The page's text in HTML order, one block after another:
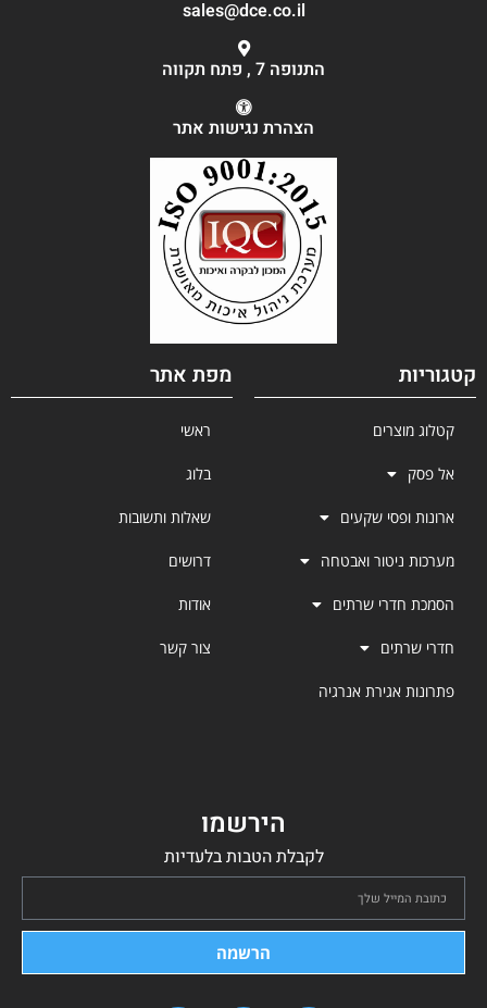
sales@dce.co.il
התנופה 7 , פתח תקווה
הצהרת נגישות אתר
קטגוריות
קטלוג מוצרים
אל פסק
ארונות ופסי שקעים
מערכות ניטור ואבטחה
הסמכת חדרי שרתים
חדרי שרתים
פתרונות אגירת אנרגיה
מפת אתר
ראשי
בלוג
שאלות ותשובות
דרושים
אודות
צור קשר
הירשמו
לקבלת הטבות בלעדיות
הרשמה